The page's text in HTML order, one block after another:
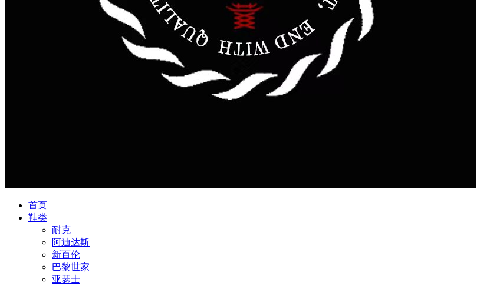
首页
鞋类
耐克
阿迪达斯
新百伦
巴黎世家
亚瑟士